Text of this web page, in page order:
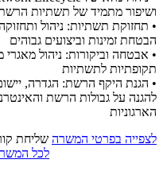
ושיפור מתמיד של תשתיות
• תחזוקת תשתיות: ניהול
הבטחת זמינות וביצועים גבוהים
• אבטחה וביקורות: ניהול
תקופתיות לתשתיות
• הגנת היקף הרשת: הגדרה,
להגנה על גבולות הרשת
הארגוניות
לצפייה בפרטי המשרה שליחת
לכל